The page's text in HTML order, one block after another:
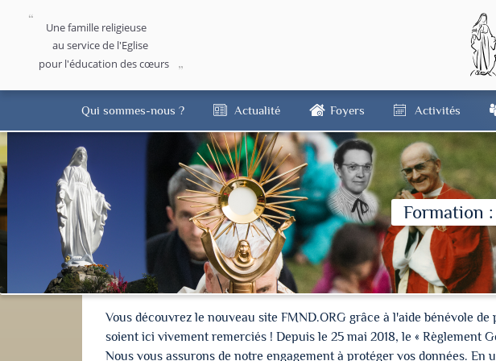
Une famille religieuse
au service de l'Eglise
pour l'éducation des cœurs
Qui sommes-nous ? Actualité Foyers Activités
Formation
Vous découvrez le nouveau site FMND.ORG grâce à l'aide bénévole
soient ici vivement remerciés ! Depuis le 25 mai 2018, le « Règlement
Nous vous assurons de notre engagement à protéger vos données.